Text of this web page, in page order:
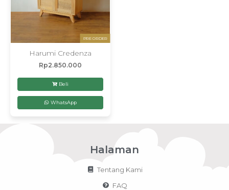
PRE ORDER
Harumi Credenza
Rp2.850.000
Beli
WhatsApp
Halaman
Tentang Kami
FAQ